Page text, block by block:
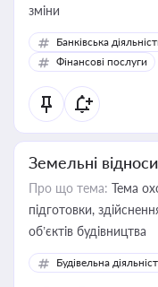
зміни
Банківська
Фінансові послуги
Земельні
Про що тема: Тема
підготовки,
об’єктів будівництва
Будівельна